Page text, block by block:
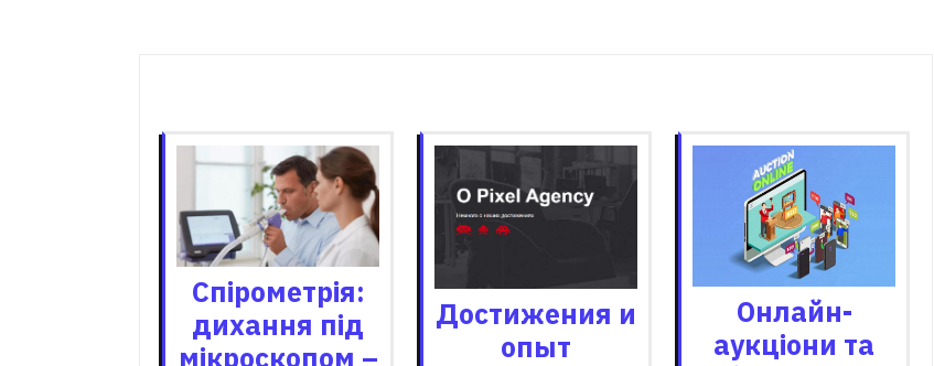
Спірометрія:
дихання під
мікроскопом –
Достижения и
опыт
Онлайн-
аукціони та